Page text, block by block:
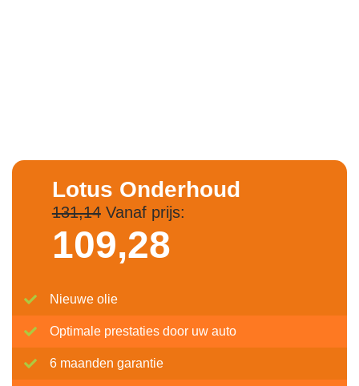
Lotus Onderhoud
131,14Vanaf prijs:
109,28
Nieuwe olie
Optimale prestaties door uw auto
6 maanden garantie